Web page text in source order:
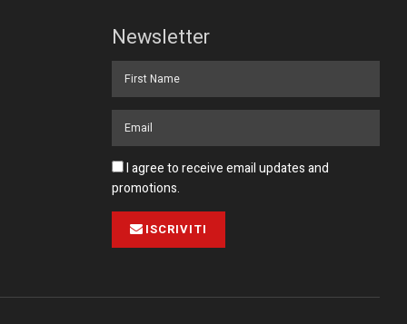
Newsletter
I agree to receive email updates and
promotions.
ISCRIVITI